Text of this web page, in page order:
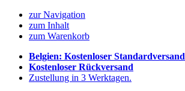
zur Navigation
zum Inhalt
zum Warenkorb
Belgien: Kostenloser Standardversand
Kostenloser Rückversand
Zustellung in 3 Werktagen.